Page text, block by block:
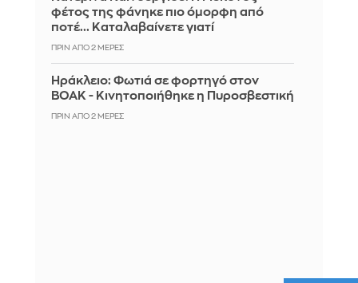
φέτος της φάνηκε πιο όμορφη από
ποτέ... Καταλαβαίνετε γιατί
ΠΡΙΝ ΑΠΌ 2 ΜΈΡΕΣ
Ηράκλειο: Φωτιά σε φορτηγό στον
ΒΟΑΚ - Κινητοποιήθηκε η Πυροσβεστική
ΠΡΙΝ ΑΠΌ 2 ΜΈΡΕΣ